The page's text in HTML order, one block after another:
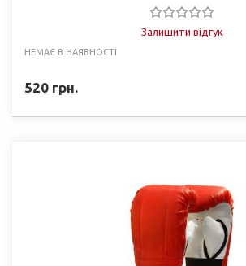
Залишити відгук
НЕМАЄ В НАЯВНОСТІ
520 грн.